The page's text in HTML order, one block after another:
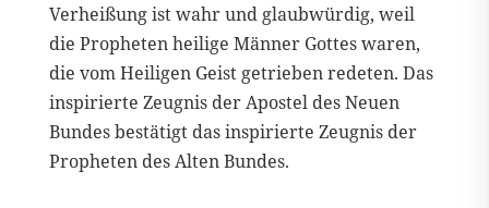
Verheißung ist wahr und glaubwürdig, weil
die Propheten heilige Männer Gottes waren,
die vom Heiligen Geist getrieben redeten. Das
inspirierte Zeugnis der Apostel des Neuen
Bundes bestätigt das inspirierte Zeugnis der
Propheten des Alten Bundes.